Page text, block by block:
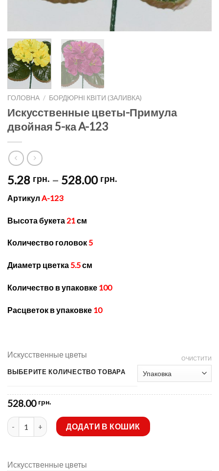
ГОЛОВНА / БОРДЮРНІ КВІТИ (ЗАЛИВКА)
Искусственные цветы-Примула
двойная 5-ка A-123
5.28 грн. – 528.00 грн.Price
Артикул A-123
Высота букета 21 см
Количество головок5
Диаметр цветка5.5см
Количество в упаковке 100
Расцветок в упаковке 10
Искусственные цветы
ВЫБЕРИТЕ КОЛИЧЕСТВО ТОВАРА
ОЧИСТИТИ
528.00 грн.
Искусственные цветы-Примула двойная 5-ка A-123 кількість
ДОДАТИ В КОШИК
Искусственные цветы